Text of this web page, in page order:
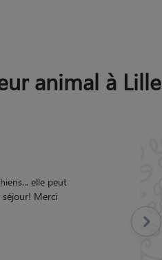
animal à Lille
Mon chat
!"